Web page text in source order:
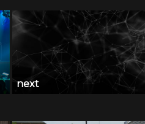
next